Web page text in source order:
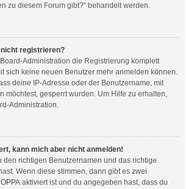
zu diesem Forum gibt?“ behandelt werden.
registrieren?
Administration die Registrierung komplett
sich keine neuen Benutzer mehr anmelden können.
deine IP-Adresse oder der Benutzername, mit
möchtest, gesperrt wurden. Um Hilfe zu erhalten,
Administration.
kann mich aber nicht anmelden!
den richtigen Benutzernamen und das richtige
Wenn diese stimmen, dann gibt es zwei
aktiviert ist und du angegeben hast, dass du